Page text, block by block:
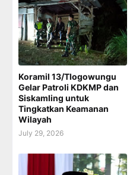
Koramil 13/Tlogowungu
Gelar Patroli KDKMP dan
Siskamling untuk
Tingkatkan Keamanan
Wilayah
July 29, 2026